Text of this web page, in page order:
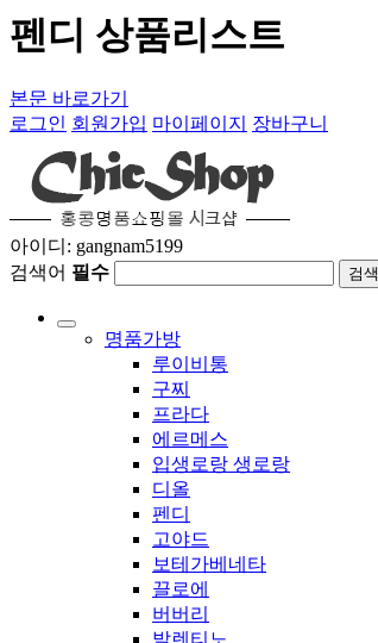
펜디 상품리스트
본문 바로가기
로그인 회원가입 마이페이지 장바구니
아이디: gangnam5199
검색어 필수 검색
명품가방
루이비통
구찌
프라다
에르메스
입생로랑 생로랑
디올
펜디
고야드
보테가베네타
끌로에
버버리